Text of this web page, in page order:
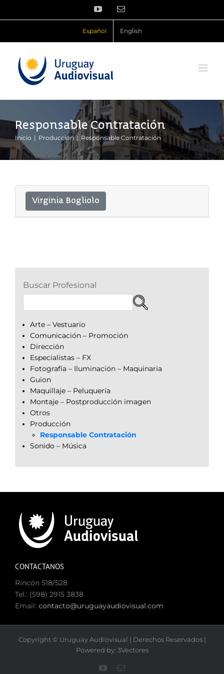
YouTubeCorreo
Español English
Responsable Contratación
Inicio Producción Responsable Contratación
Virginia Bogliolo
Buscar Profesional
Arte – Vestuario
Comunicación – Promoción
Dirección
Especialistas – FX
Fotografía – Iluminación – Maquinaria
Guion
Maquillaje – Peluquería
Montaje – Postproducción imagen
Otros
Producción
Responsable Contratación
Sonido – Música
CONTACTANOS
Rincón 518/528
Tel.: (598) 2915 3838
Email: contacto@uruguayaudiovisual.com
Copyright © Uruguay Audiovisual | Derechos Reservados |
Powered by: 3Vectores
YouTubeCorreo